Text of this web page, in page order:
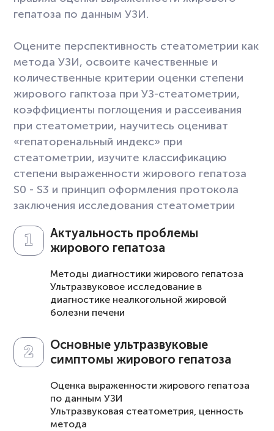
гепатоза по данным УЗИ.
Оцените перспективность стеатометрии как
метода УЗИ, освоите качественные и
количественные критерии оценки степени
жирового гапктоза при УЗ-стеатометрии,
коэффициенты поглощения и рассеивания
при стеатометрии, научитесь оцениват
«гепаторенальный индекс» при
стеатометрии, изучите классификацию
степени выраженности жирового гепатоза
S0 - S3 и принцип оформления протокола
заключения исследования стеатометрии
Актуальность проблемы
жирового гепатоза
Методы диагностики жирового гепатоза
Ультразвуковое исследование в
диагностике неалкогольной жировой
болезни печени
Основные ультразвуковые
симптомы жирового гепатоза
Оценка выраженности жирового гепатоза
по данным УЗИ
Ультразвуковая стеатометрия, ценность
метода